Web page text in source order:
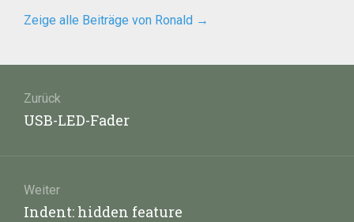
Zeige alle Beiträge von Ronald →
Zurück
Vorheriger
USB-LED-Fader
Weiter
Nächster
Indent: hidden feature